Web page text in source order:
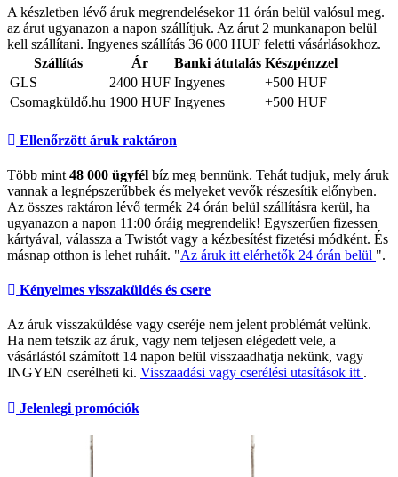
A készletben lévő áruk megrendelésekor 11 órán belül valósul meg.
az árut ugyanazon a napon szállítjuk. Az árut 2 munkanapon belül
kell szállítani. Ingyenes szállítás 36 000 HUF feletti vásárlásokhoz.
Szállítás
Ár Banki átutalás Készpénzzel
GLS
2400 HUF Ingyenes
+500 HUF
Csomagküldő.hu 1900 HUF Ingyenes +500 HUF
Ellenőrzött áruk raktáron
Több mint 48 000 ügyfél bíz meg bennünk. Tehát tudjuk, mely áruk
vannak a legnépszerűbbek és melyeket vevők részesítik előnyben.
Az összes raktáron lévő termék 24 órán belül szállításra kerül, ha
ugyanazon a napon 11:00 óráig megrendelik! Egyszerűen fizessen
kártyával, válassza a Twistót vagy a kézbesítést fizetési módként. És
másnap otthon is lehet ruháit. "Az áruk itt elérhetők 24 órán belül ".
Kényelmes visszaküldés és csere
Az áruk visszaküldése vagy cseréje nem jelent problémát velünk.
Ha nem tetszik az áruk, vagy nem teljesen elégedett vele, a
vásárlástól számított 14 napon belül visszaadhatja nekünk, vagy
INGYEN cserélheti ki. Visszaadási vagy cserélési utasítások itt .
Jelenlegi promóciók